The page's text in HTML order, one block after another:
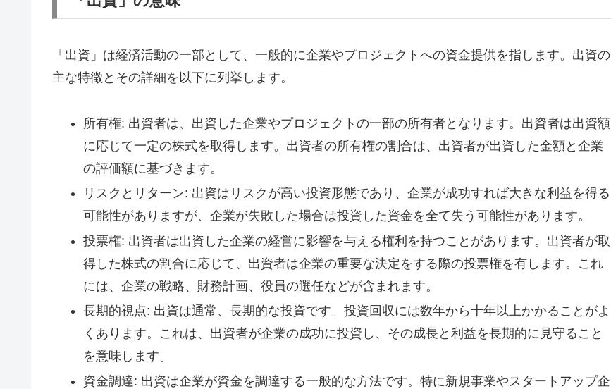
「出資」は経済活動の一部として、一般的に企業やプロジェクトへの資金提供を指します。出資の
主な特徴とその詳細を以下に列挙します。
所有権: 出資者は、出資した企業やプロジェクトの一部の所有者となります。出資者は出資額
に応じて一定の株式を取得します。出資者の所有権の割合は、出資者が出資した金額と企業
の評価額に基づきます。
リスクとリターン: 出資はリスクが高い投資形態であり、企業が成功すれば大きな利益を得る
可能性がありますが、企業が失敗した場合は投資した資金を全て失う可能性があります。
投票権: 出資者は出資した企業の経営に影響を与える権利を持つことがあります。出資者が取
得した株式の割合に応じて、出資者は企業の重要な決定をする際の投票権を有します。これ
には、企業の戦略、財務計画、役員の選任などが含まれます。
長期的視点: 出資は通常、長期的な投資です。投資回収には数年から十年以上かかることがよ
くあります。これは、出資者が企業の成功に投資し、その成長と利益を長期的に見守ること
を意味します。
資金調達: 出資は企業が資金を調達する一般的な方法です。特に新規事業やスタートアップ企